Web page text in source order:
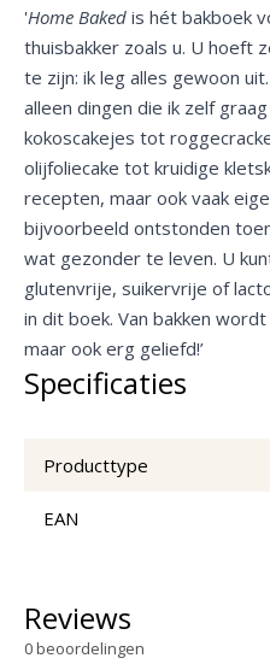
'Home Baked is hét bakboek
thuisbakker zoals u. U hoeft
te zijn: ik leg alles gewoon
alleen dingen die ik zelf
kokoscakejes tot
olijfoliecake tot kruidige
recepten, maar ook vaak
bijvoorbeeld ontstonden
wat gezonder te leven. U
glutenvrije, suikervrije of
in dit boek. Van bakken
maar ook erg geliefd!’
Specificaties
Producttype
EAN
Reviews
0beoordelingen